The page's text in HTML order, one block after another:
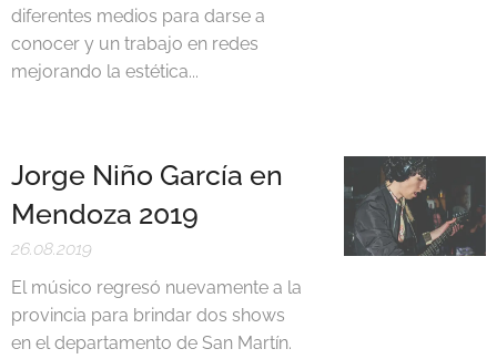
diferentes medios para darse a
conocer y un trabajo en redes
mejorando la estética...
Jorge Niño García en
Mendoza 2019
26.08.2019
El músico regresó nuevamente a la
provincia para brindar dos shows
en el departamento de San Martín.